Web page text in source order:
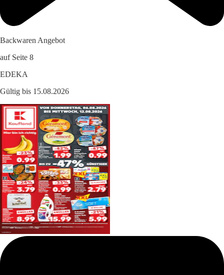
Backwaren Angebot
auf Seite 8
EDEKA
Gültig bis 15.08.2026